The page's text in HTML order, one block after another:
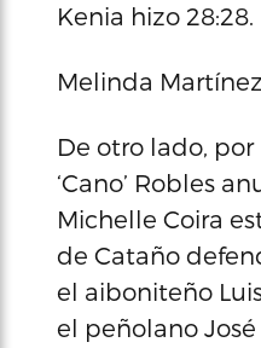
Kenia hizo 28:28.
Melinda
De otro lado,
‘Cano’ Robles
Michelle Coira
de Cataño
el aiboniteño
el peñolano